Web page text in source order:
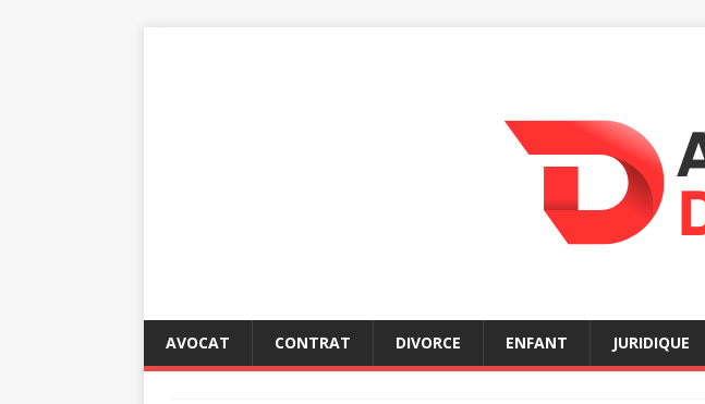
AVOCAT CONTRAT DIVORCE ENFANT JURIDIQUE